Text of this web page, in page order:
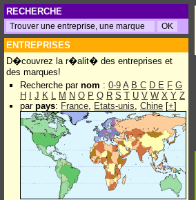
RECHERCHE
ENTREPRISES
D�couvrez la r�alit� des entreprises et
des marques!
Recherche par nom : 0-9 A B C D E F G
H
J K L M N O P Q R S T U V W X Y Z
par pays: France, Etats-unis, Chine [+]